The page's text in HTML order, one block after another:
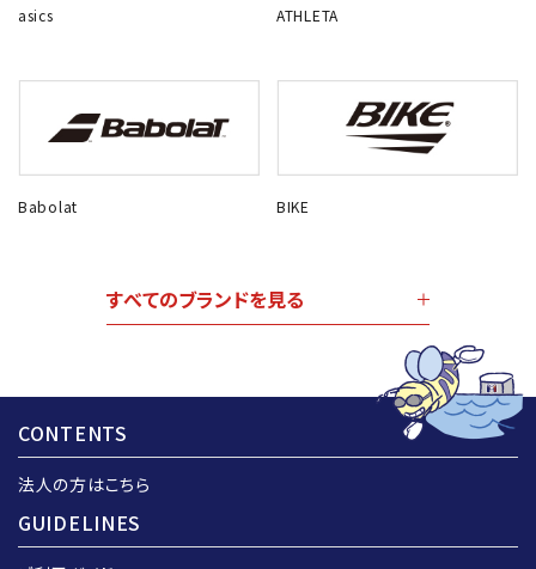
asics ATHLETA
Babolat BIKE
すべてのブランドを見る
CONTENTS
法人の方はこちら
GUIDELINES